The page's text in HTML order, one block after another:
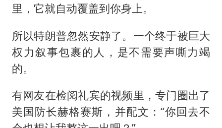
里，它就自动覆盖到你身上。
所以特朗普忽然安静了。一个终于被巨大
权力叙事包裹的人，是不需要声嘶力竭
的。
有网友在检阅礼宾的视频里，专门圈出了
美国防长赫格赛斯，并配文：“你回去不